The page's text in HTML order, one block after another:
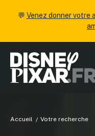
💬 Venez donner votre
Accueil Votre recherche